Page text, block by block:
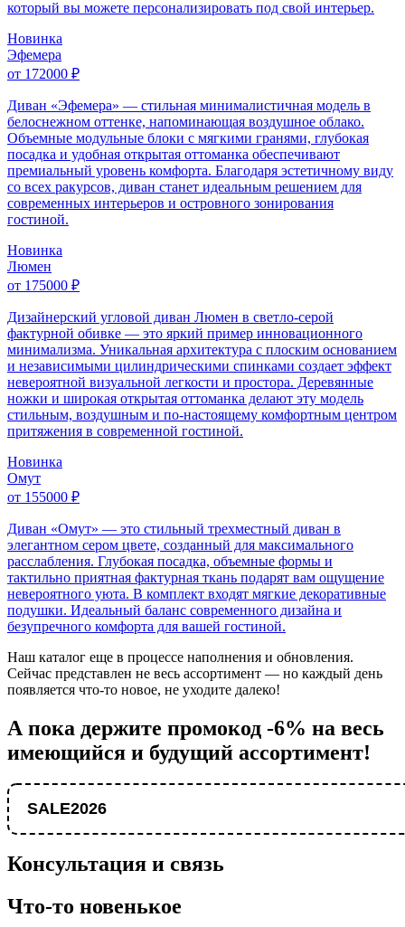
который вы можете персонализировать под свой интерьер.
Новинка
Эфемера
от 172000 ₽
Диван «Эфемера» — стильная минималистичная модель в
белоснежном оттенке, напоминающая воздушное облако.
Объемные модульные блоки с мягкими гранями, глубокая
посадка и удобная открытая оттоманка обеспечивают
премиальный уровень комфорта. Благодаря эстетичному виду
со всех ракурсов, диван станет идеальным решением для
современных интерьеров и островного зонирования
гостиной.
Новинка
Люмен
от 175000 ₽
Дизайнерский угловой диван Люмен в светло-серой
фактурной обивке — это яркий пример инновационного
минимализма. Уникальная архитектура с плоским основанием
и независимыми цилиндрическими спинками создает эффект
невероятной визуальной легкости и простора. Деревянные
ножки и широкая открытая оттоманка делают эту модель
стильным, воздушным и по-настоящему комфортным центром
притяжения в современной гостиной.
Новинка
Омут
от 155000 ₽
Диван «Омут» — это стильный трехместный диван в
элегантном сером цвете, созданный для максимального
расслабления. Глубокая посадка, объемные формы и
тактильно приятная фактурная ткань подарят вам ощущение
невероятного уюта. В комплект входят мягкие декоративные
подушки. Идеальный баланс современного дизайна и
безупречного комфорта для вашей гостиной.
Наш каталог еще в процессе наполнения и обновления.
Сейчас представлен не весь ассортимент — но каждый день
появляется что-то новое, не уходите далеко!
А пока держите промокод -6% на весь
имеющийся и будущий ассортимент!
SALE2026
Консультация и связь
Что-то новенькое